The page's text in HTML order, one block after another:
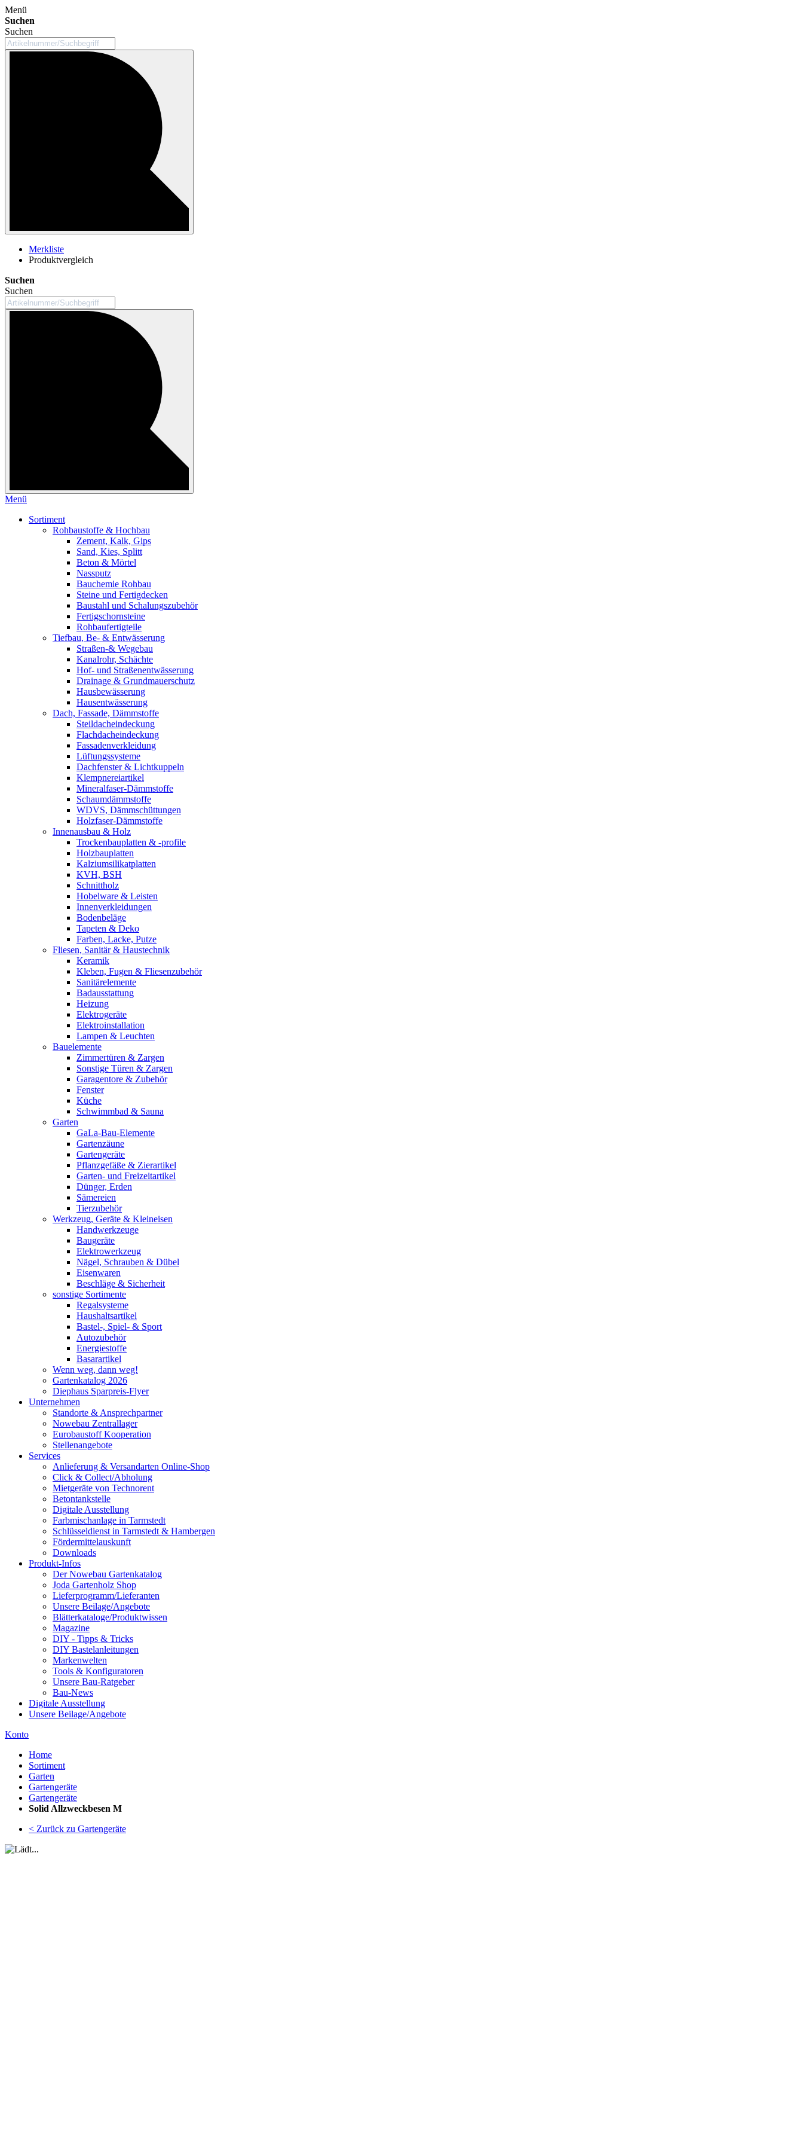
Menü
Suchen
Suchen
Merkliste
Produktvergleich
Suchen
Suchen
Menü
Sortiment
Rohbaustoffe & Hochbau
Zement, Kalk, Gips
Sand, Kies, Splitt
Beton & Mörtel
Nassputz
Bauchemie Rohbau
Steine und Fertigdecken
Baustahl und Schalungszubehör
Fertigschornsteine
Rohbaufertigteile
Tiefbau, Be- & Entwässerung
Straßen-& Wegebau
Kanalrohr, Schächte
Hof- und Straßenentwässerung
Drainage & Grundmauerschutz
Hausbewässerung
Hausentwässerung
Dach, Fassade, Dämmstoffe
Steildacheindeckung
Flachdacheindeckung
Fassadenverkleidung
Lüftungssysteme
Dachfenster & Lichtkuppeln
Klempnereiartikel
Mineralfaser-Dämmstoffe
Schaumdämmstoffe
WDVS, Dämmschüttungen
Holzfaser-Dämmstoffe
Innenausbau & Holz
Trockenbauplatten & -profile
Holzbauplatten
Kalziumsilikatplatten
KVH, BSH
Schnittholz
Hobelware & Leisten
Innenverkleidungen
Bodenbeläge
Tapeten & Deko
Farben, Lacke, Putze
Fliesen, Sanitär & Haustechnik
Keramik
Kleben, Fugen & Fliesenzubehör
Sanitärelemente
Badausstattung
Heizung
Elektrogeräte
Elektroinstallation
Lampen & Leuchten
Bauelemente
Zimmertüren & Zargen
Sonstige Türen & Zargen
Garagentore & Zubehör
Fenster
Küche
Schwimmbad & Sauna
Garten
GaLa-Bau-Elemente
Gartenzäune
Gartengeräte
Pflanzgefäße & Zierartikel
Garten- und Freizeitartikel
Dünger, Erden
Sämereien
Tierzubehör
Werkzeug, Geräte & Kleineisen
Handwerkzeuge
Baugeräte
Elektrowerkzeug
Nägel, Schrauben & Dübel
Eisenwaren
Beschläge & Sicherheit
sonstige Sortimente
Regalsysteme
Haushaltsartikel
Bastel-, Spiel- & Sport
Autozubehör
Energiestoffe
Basarartikel
Wenn weg, dann weg!
Gartenkatalog 2026
Diephaus Sparpreis-Flyer
Unternehmen
Standorte & Ansprechpartner
Nowebau Zentrallager
Eurobaustoff Kooperation
Stellenangebote
Services
Anlieferung & Versandarten Online-Shop
Click & Collect/Abholung
Mietgeräte von Technorent
Betontankstelle
Digitale Ausstellung
Farbmischanlage in Tarmstedt
Schlüsseldienst in Tarmstedt & Hambergen
Fördermittelauskunft
Downloads
Produkt-Infos
Der Nowebau Gartenkatalog
Joda Gartenholz Shop
Lieferprogramm/Lieferanten
Unsere Beilage/Angebote
Blätterkataloge/Produktwissen
Magazine
DIY - Tipps & Tricks
DIY Bastelanleitungen
Markenwelten
Tools & Konfiguratoren
Unsere Bau-Ratgeber
Bau-News
Digitale Ausstellung
Unsere Beilage/Angebote
Konto
Home
Sortiment
Garten
Gartengeräte
Gartengeräte
Solid Allzweckbesen M
< Zurück zu Gartengeräte